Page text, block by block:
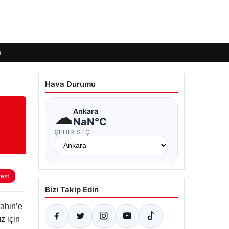
için
Hava Durumu
☁Ankara
NaN°C
ŞEHIR SEÇ
Bizi Takip Edin